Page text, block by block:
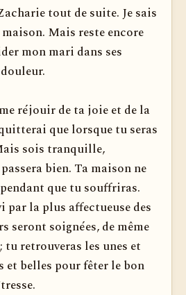
tout de suite. Je sais
Mais reste encore
mon mari dans ses
réjouir de ta joie et de la
que lorsque tu seras
sois tranquille,
bien. Ta maison ne
que tu souffriras.
par la plus affectueuse des
seront soignées, de même
tu retrouveras les unes et
et belles pour fêter le bon